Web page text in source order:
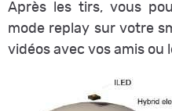
Après les tirs, vous
mode replay sur votre
vidéos avec vos amis ou